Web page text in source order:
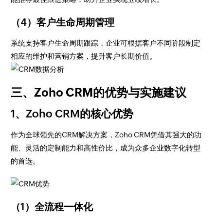
（4）客户生命周期管理
系统支持客户生命周期跟踪，企业可根据客户不同阶段制定
相应的维护和营销方案，提升客户长期价值。
三、Zoho CRM的优势与实施建议
1、Zoho CRM的核心优势
作为全球领先的CRM解决方案，Zoho CRM凭借其强大的功
能、灵活的定制能力和高性价比，成为众多企业数字化转型
的首选。
（1）全流程一体化